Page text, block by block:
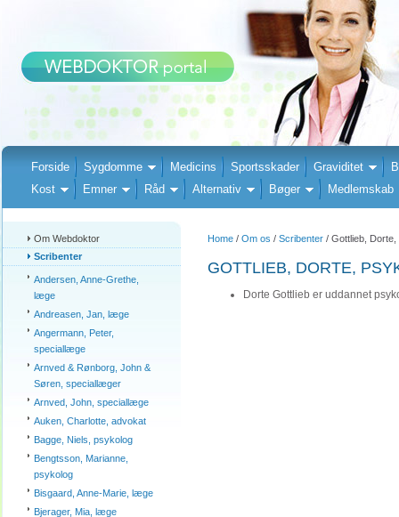
Forside Sygdomme Medicins Sportsskader Graviditet
Kost
Emner Råd Alternativ Bøger Medlemskab
Om Webdoktor
Scribenter
Andersen, Anne-Grethe,
læge
Andreasen, Jan, læge
Angermann, Peter,
speciallæge
Arnved & Rønborg, John &
Søren, speciallæger
Arnved, John, speciallæge
Auken, Charlotte, advokat
Bagge, Niels, psykolog
Bengtsson, Marianne,
psykolog
Bisgaard, Anne-Marie, læge
Bjerager, Mia, læge
Home / Om os / Scribenter / Gottlieb,
GOTTLIEB, DORTE,
Dorte Gottlieb er uddannet